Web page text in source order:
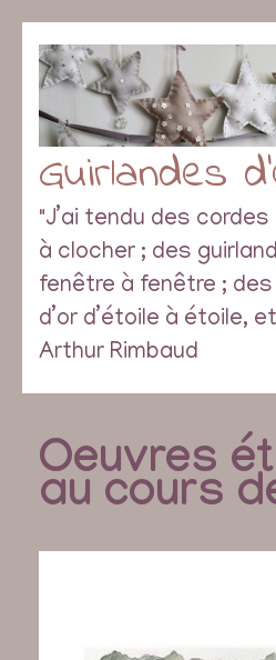
Guirlandes
"J’ai tendu des
à clocher ; des
fenêtre à fenêtre ;
d’or d’étoile à étoile,
Arthur Rimbaud
Oeuvres
au cours